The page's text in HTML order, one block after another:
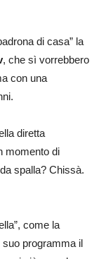
di casa” la
, che sì vorrebbero
con una
diretta
momento di
spalla? Chissà.
come la
programma il